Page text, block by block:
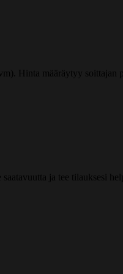
Hinta määräytyy soittajan
ja tee tilauksesi